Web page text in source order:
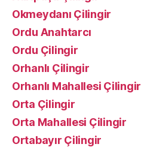
Okmeydanı Çilingir
Ordu Anahtarcı
Ordu Çilingir
Orhanlı Çilingir
Orhanlı Mahallesi Çilingir
Orta Çilingir
Orta Mahallesi Çilingir
Ortabayır Çilingir